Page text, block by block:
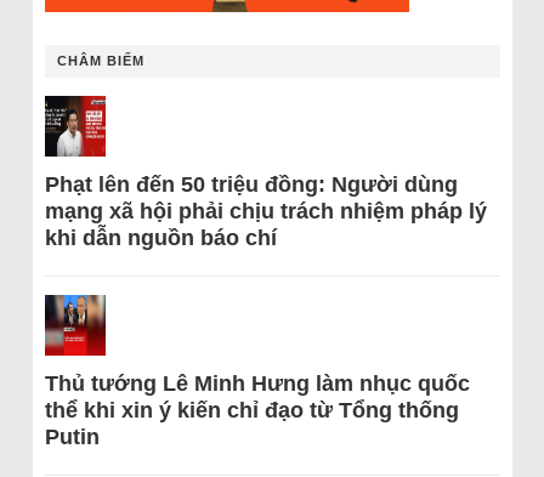
CHÂM BIẾM
Phạt lên đến 50 triệu đồng: Người dùng
mạng xã hội phải chịu trách nhiệm pháp lý
khi dẫn nguồn báo chí
Thủ tướng Lê Minh Hưng làm nhục quốc
thể khi xin ý kiến chỉ đạo từ Tổng thống
Putin